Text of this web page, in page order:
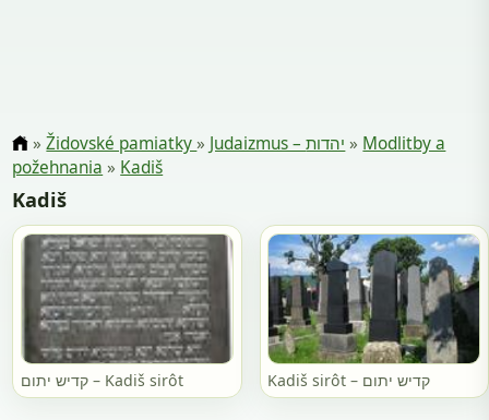
»Židovské pamiatky» Judaizmus – יהדות » Modlitby a
požehnania » Kadiš
Kadiš
קדיש יתום – Kadiš sirôt Kadiš sirôt – קדיש יתום